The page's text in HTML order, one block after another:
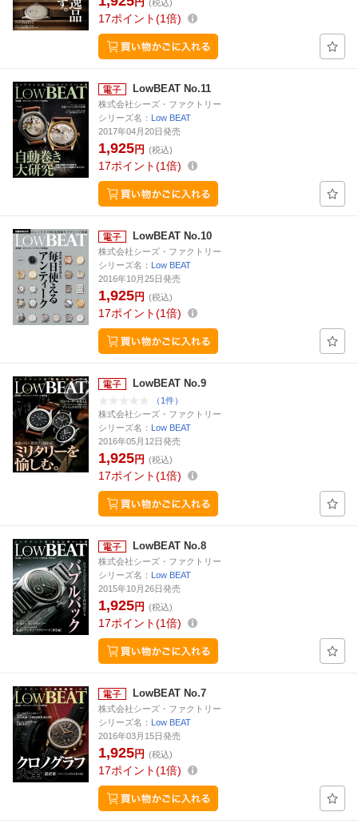
(税込)
17ポイント 1倍
LowBEAT No.11
株式会社シーズ・ファクトリー
シリーズ名： Low BEAT
2017年04月20日発売
1,925円 (税込)
17ポイント 1倍
LowBEAT No.10
株式会社シーズ・ファクトリー
シリーズ名： Low BEAT
2016年10月25日発売
1,925円 (税込)
17ポイント 1倍
LowBEAT No.9
（1件）
株式会社シーズ・ファクトリー
シリーズ名： Low BEAT
2016年05月12日発売
1,925円 (税込)
17ポイント 1倍
LowBEAT No.8
株式会社シーズ・ファクトリー
シリーズ名： Low BEAT
2015年10月26日発売
1,925円 (税込)
17ポイント 1倍
LowBEAT No.7
株式会社シーズ・ファクトリー
シリーズ名： Low BEAT
2016年03月15日発売
1,925円 (税込)
17ポイント 1倍